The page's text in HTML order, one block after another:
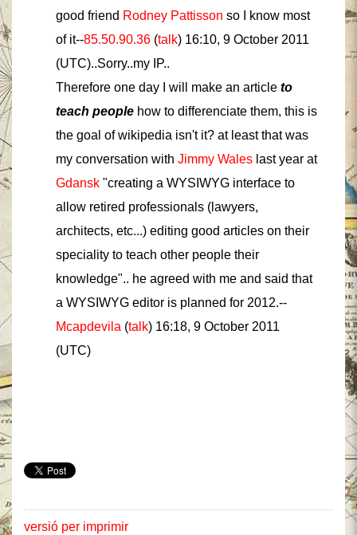
good friend Rodney Pattisson so I know most
of it--85.50.90.36 (talk) 16:10, 9 October 2011
(UTC)..Sorry..my IP..
Therefore one day I will make an article to
teach people how to differenciate them, this is
the goal of wikipedia isn't it? at least that was
my conversation with Jimmy Wales last year at
Gdansk "creating a WYSIWYG interface to
allow retired professionals (lawyers,
architects, etc...) editing good articles on their
speciality to teach other people their
knowledge".. he agreed with me and said that
a WYSIWYG editor is planned for 2012.--
Mcapdevila (talk) 16:18, 9 October 2011
(UTC)
versió per imprimir